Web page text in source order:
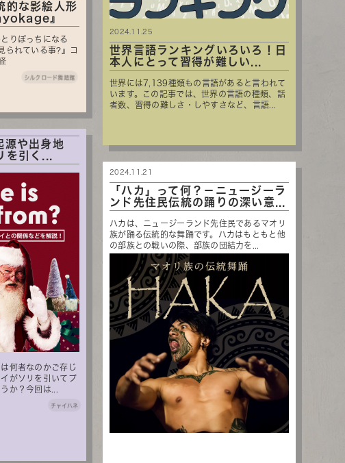
的な影絵人形
』
りぼっちになる
られている事?』コ
シルクロード舞踏館
世界言語ランキングいろいろ！日
本人にとって習得が難しい...
世界には7,139種類もの言語があると言われて
います。この記事では、世界の言語の種類、話
者数、習得の難しさ・しやすさなど、言語...
2024.11.25
源や出身地
を引く...
何者なのかご存じ
がソリを引いてプ
か？今回は...
チャイハネ
「ハカ」って何？－ニュージーラ
ンド先住民伝統の踊りの深い意...
ハカは、ニュージーランド先住民であるマオリ
族が踊る伝統的な舞踊です。ハカはもともと他
の部族との戦いの際、部族の団結力を...
2024.11.21